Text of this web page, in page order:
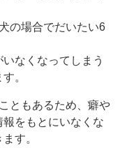
の場合でだいたい6
なくなってしまう
。
ともあるため、癖や
をもとにいなくな
す。